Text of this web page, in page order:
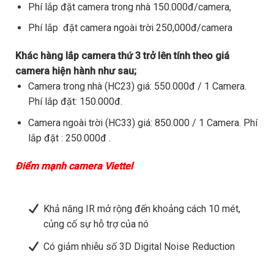
Phí lắp đặt camera trong nhà 150.000đ/camera,
Phí lắp đặt camera ngoài trời 250,000đ/camera
Khác hàng lắp camera thứ 3 trở lên tính theo giá
camera hiện hành như sau;
Camera trong nhà (HC23) giá: 550.000đ / 1 Camera.
Phí lắp đặt: 150.000đ.
Camera ngoài trời (HC33) giá: 850.000 / 1 Camera. Phí
lắp đặt : 250.000đ .
Điểm mạnh camera Viettel
Khả năng IR mở rộng đến khoảng cách 10 mét,
củng cố sự hỗ trợ của nó
Có giảm nhiễu số 3D Digital Noise Reduction